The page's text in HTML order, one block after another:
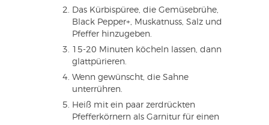
Das Kürbispüree, die Gemüsebrühe,
Black Pepper+, Muskatnuss, Salz und
Pfeffer hinzugeben.
15-20 Minuten köcheln lassen, dann
glattpürieren.
Wenn gewünscht, die Sahne
unterrühren.
Heiß mit ein paar zerdrückten
Pfefferkörnern als Garnitur für einen